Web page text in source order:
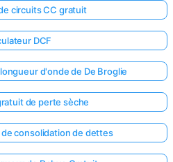
circuits CC gratuit
DCF
d'onde de De Broglie
de perte sèche
consolidation de dettes